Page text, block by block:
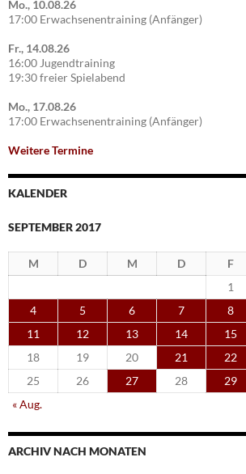
Mo., 10.08.26
17:00 Erwachsenentraining (Anfänger)
Fr., 14.08.26
16:00 Jugendtraining
19:30 freier Spielabend
Mo., 17.08.26
17:00 Erwachsenentraining (Anfänger)
Weitere Termine
KALENDER
SEPTEMBER 2017
M D M D F
1
4
5 6 7 8
11
12 13 14 15
18
19 20 21 22
25
26 27 28 29
« Aug.
ARCHIV NACH MONATEN